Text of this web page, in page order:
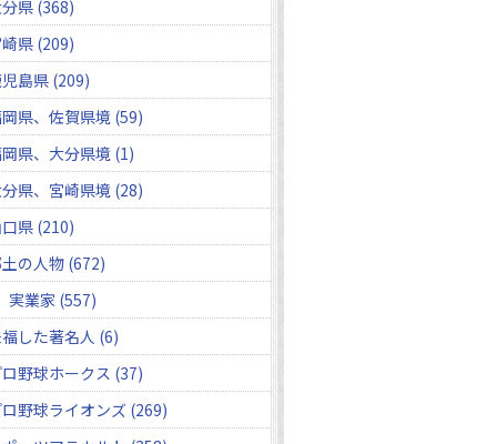
県 (368)
県 (209)
島県 (209)
県、佐賀県境 (59)
県、大分県境 (1)
県、宮崎県境 (28)
県 (210)
の人物 (672)
実業家 (557)
した著名人 (6)
野球ホークス (37)
野球ライオンズ (269)